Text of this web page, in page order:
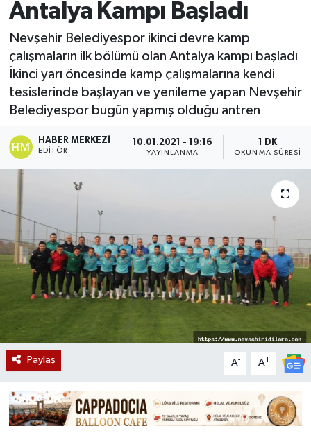
Antalya Kampı Başladı
Nevşehir Belediyespor ikinci devre kamp
çalışmaların ilk bölümü olan Antalya kampı başladı
İkinci yarı öncesinde kamp çalışmalarına kendi
tesislerinde başlayan ve yenileme yapan Nevşehir
Belediyespor bugün yapmış olduğu antren
HABER MERKEZI
EDITÖR
10.01.2021 - 19:16
YAYINLANMA
1 DK
OKUNMA SÜRESI
Paylaş A- A+